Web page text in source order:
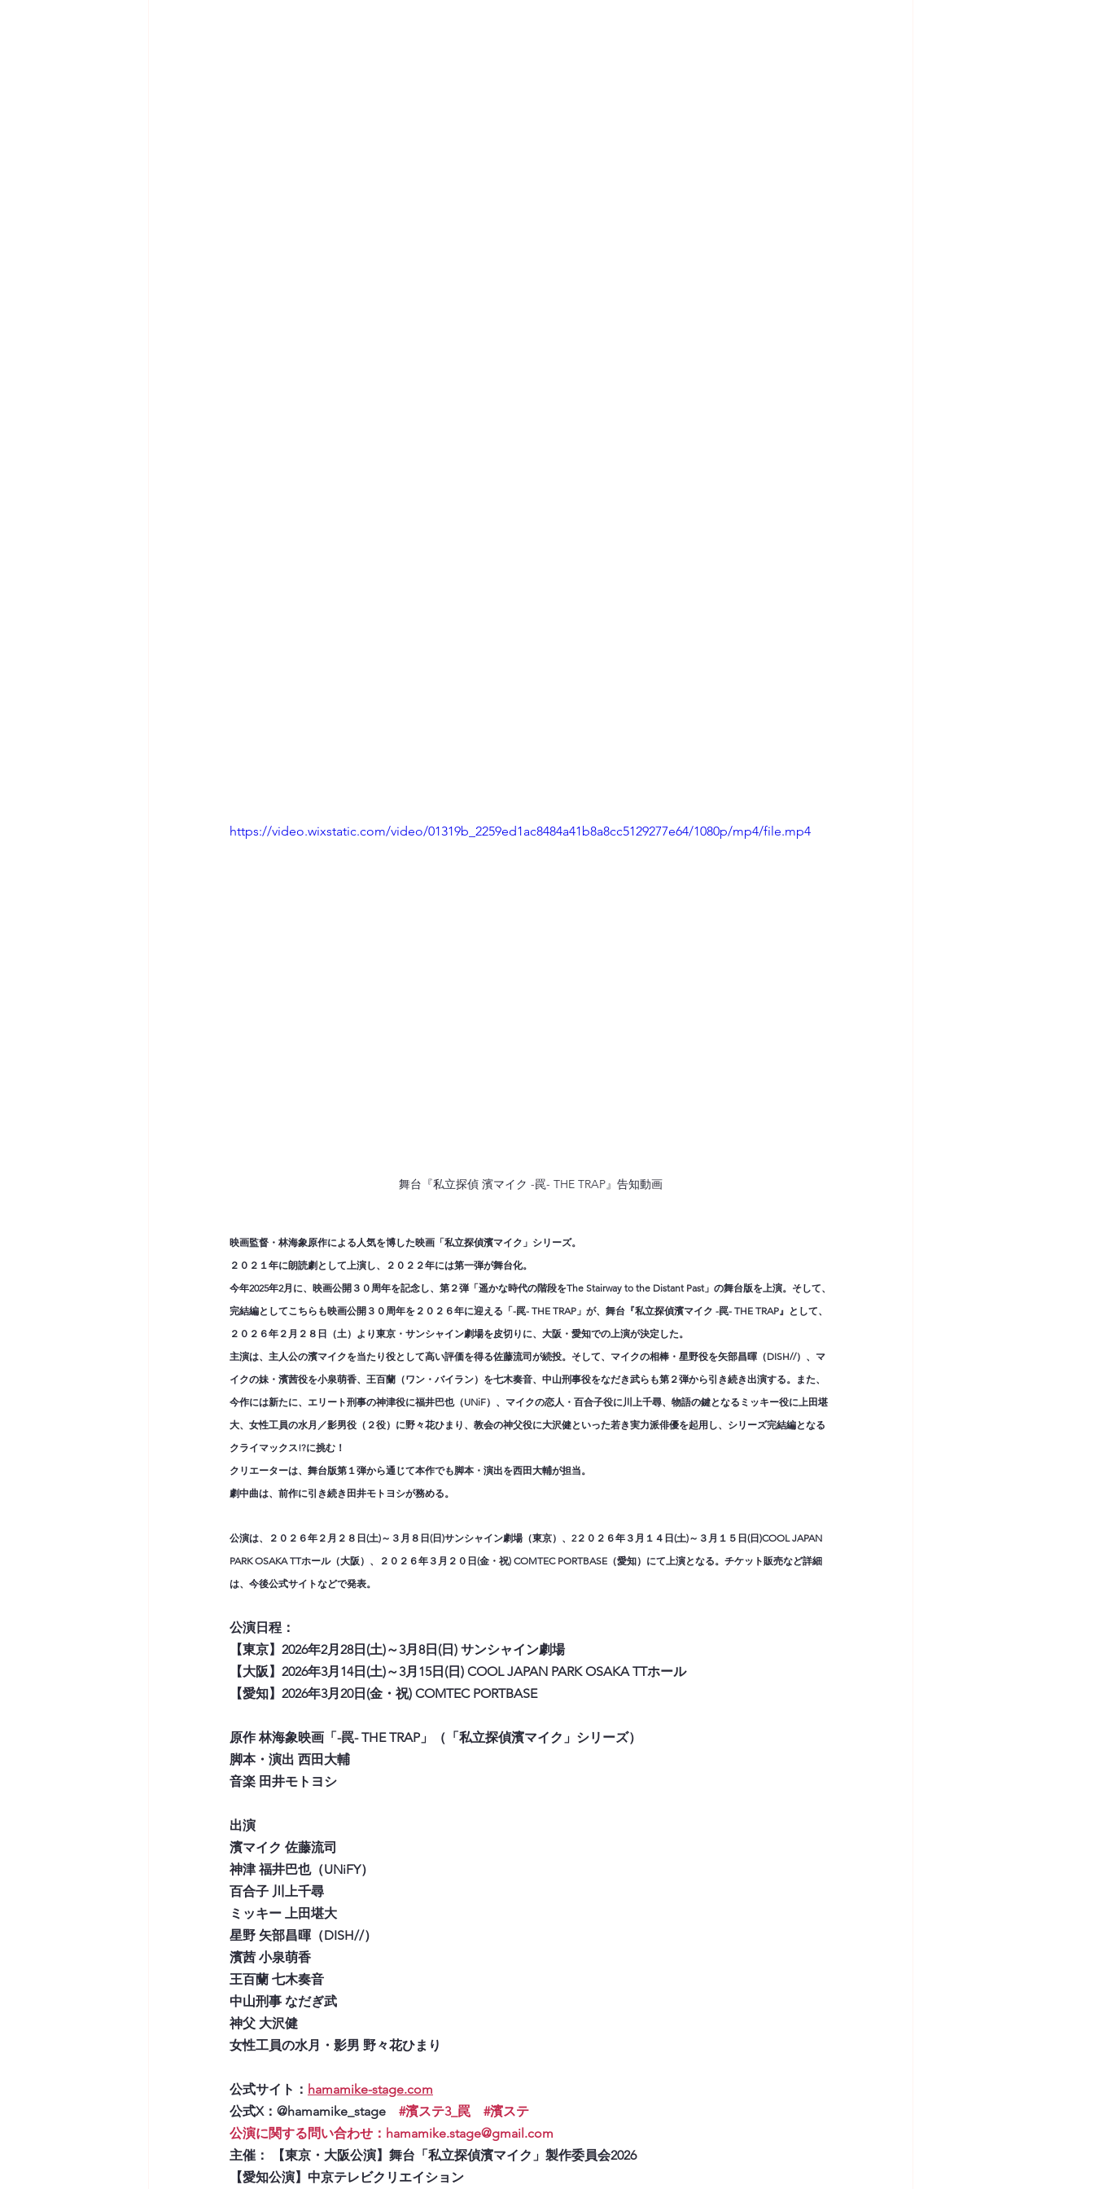
https://video.wixstatic.com/video/01319b_2259ed1ac8484a41b8a8cc5129277e64/1080p/mp4/file.mp4
舞台『私立探偵 濱マイク -罠- THE TRAP』告知動画
映画監督・林海象原作による人気を博した映画「私立探偵濱マイク」シリーズ。
２０２１年に朗読劇として上演し、２０２２年には第一弾が舞台化。
今年2025年2月に、映画公開３０周年を記念し、第２弾「遥かな時代の階段をThe Stairway to the Distant Past」の舞台版を上演。そして、
完結編としてこちらも映画公開３０周年を２０２６年に迎える「-罠- THE TRAP」が、舞台『私立探偵濱マイク -罠- THE TRAP』として、
２０２６年２月２８日（土）より東京・サンシャイン劇場を皮切りに、大阪・愛知での上演が決定した。
主演は、主人公の濱マイクを当たり役として高い評価を得る佐藤流司が続投。そして、マイクの相棒・星野役を矢部昌暉（DISH//）、マ
イクの妹・濱茜役を小泉萌香、王百蘭（ワン・バイラン）を七木奏音、中山刑事役をなだき武らも第２弾から引き続き出演する。また、
今作には新たに、エリート刑事の神津役に福井巴也（UNiF）、マイクの恋人・百合子役に川上千尋、物語の鍵となるミッキー役に上田堪
大、女性工員の水月／影男役（２役）に野々花ひまり、教会の神父役に大沢健といった若き実力派俳優を起用し、シリーズ完結編となる
クライマックス!?に挑む！
クリエーターは、舞台版第１弾から通じて本作でも脚本・演出を西田大輔が担当。
劇中曲は、前作に引き続き田井モトヨシが務める。
公演は、２０２６年２月２８日(土)～３月８日(日)サンシャイン劇場（東京）、2２０２６年３月１４日(土)～３月１５日(日)COOL JAPAN
PARK OSAKA TTホール（大阪）、２０２６年３月２０日(金・祝) COMTEC PORTBASE（愛知）にて上演となる。チケット販売など詳細
は、今後公式サイトなどで発表。
公演日程：
【東京】2026年2月28日(土)～3月8日(日) サンシャイン劇場
【大阪】2026年3月14日(土)～3月15日(日) COOL JAPAN PARK OSAKA TTホール
【愛知】2026年3月20日(金・祝) COMTEC PORTBASE
原作 林海象映画「-罠- THE TRAP」（「私立探偵濱マイク」シリーズ）
脚本・演出 西田大輔
音楽 田井モトヨシ
出演
濱マイク 佐藤流司
神津 福井巴也（UNiFY）
百合子 川上千尋
ミッキー 上田堪大
星野 矢部昌暉（DISH//）
濱茜 小泉萌香
王百蘭 七木奏音
中山刑事 なだぎ武
神父 大沢健
女性工員の水月・影男 野々花ひまり
公式サイト： hamamike-stage.com
公式X：@hamamike_stage #濱ステ3_罠
#濱ステ
公演に関する問い合わせ：hamamike.stage@gmail.com
主催： 【東京・大阪公演】舞台「私立探偵濱マイク」製作委員会2026
【愛知公演】中京テレビクリエイション